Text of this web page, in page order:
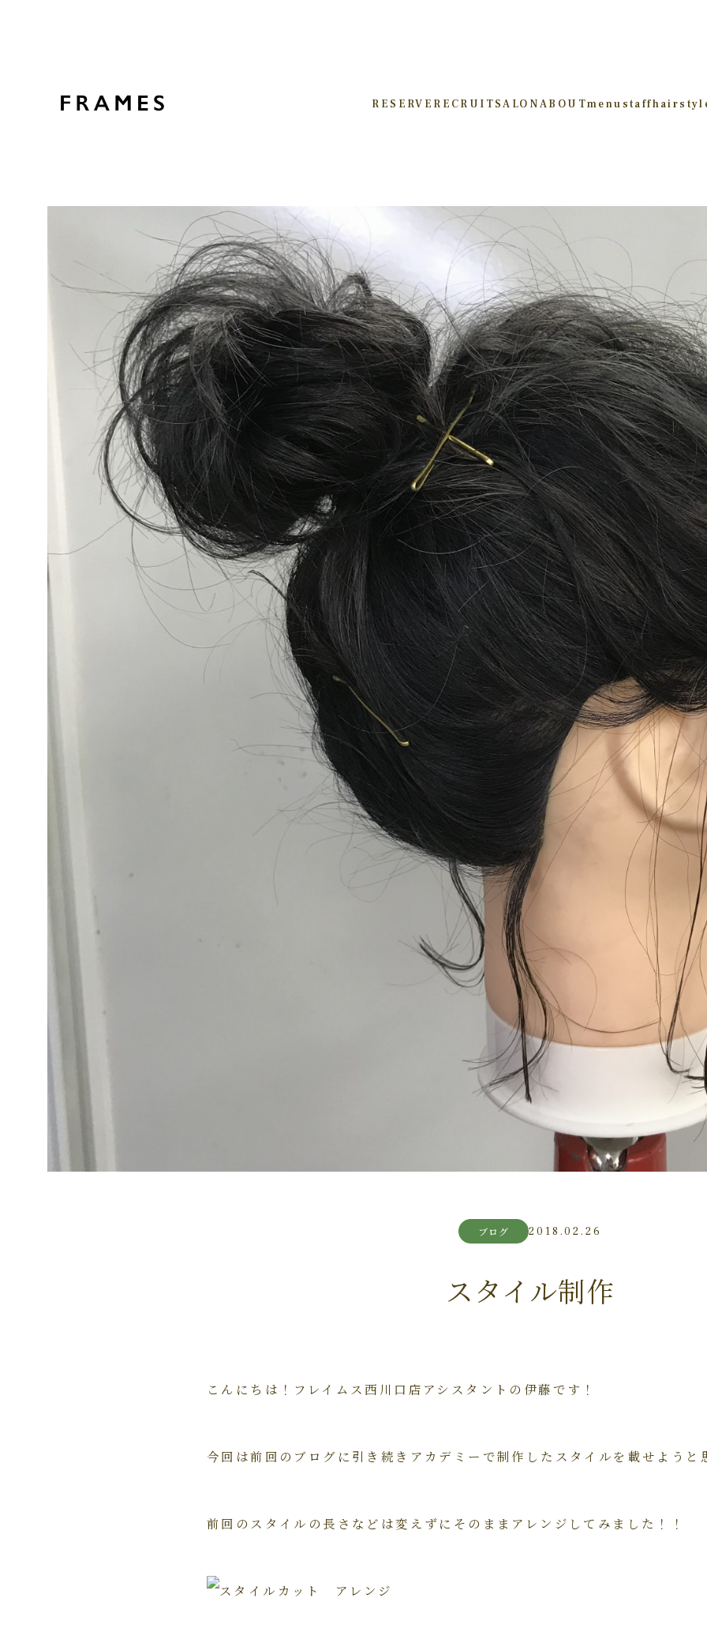
RESERVE RECRUITSALONABOUTmenu staff
ブログ 2018.02.26
スタイル制作
こんにちは！フレイムス西川口店アシスタントの伊藤です！
今回は前回のブログに引き続きアカデミーで制作したスタイルを載せようと
前回のスタイルの長さなどは変えずにそのままアレンジしてみました！！